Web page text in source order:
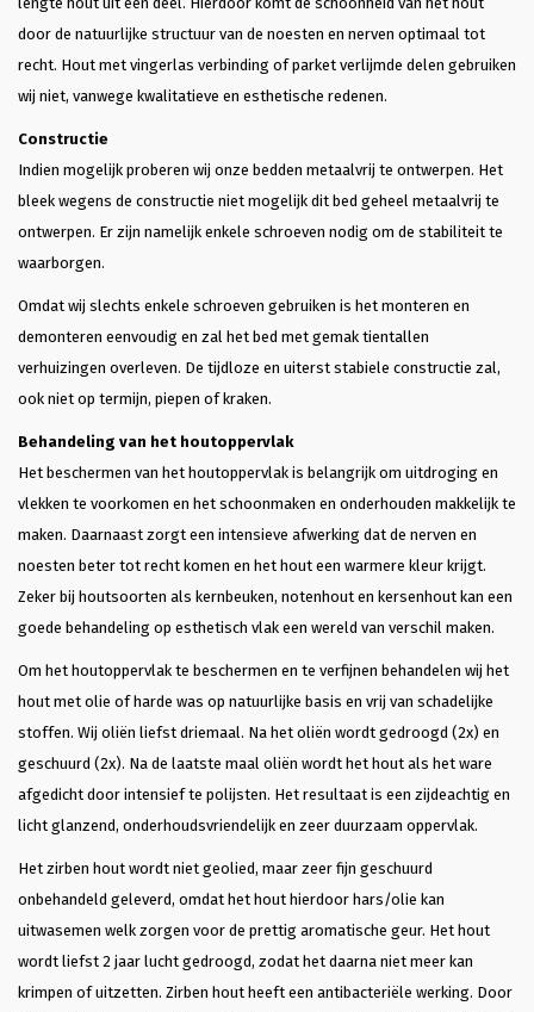
door de natuurlijke structuur van de noesten en nerven optimaal tot
recht. Hout met vingerlas verbinding of parket verlijmde delen gebruiken
wij niet, vanwege kwalitatieve en esthetische redenen.
Constructie
Indien mogelijk proberen wij onze bedden metaalvrij te ontwerpen. Het
bleek wegens de constructie niet mogelijk dit bed geheel metaalvrij te
ontwerpen. Er zijn namelijk enkele schroeven nodig om de stabiliteit te
waarborgen.
Omdat wij slechts enkele schroeven gebruiken is het monteren en
demonteren eenvoudig en zal het bed met gemak tientallen
verhuizingen overleven. De tijdloze en uiterst stabiele constructie zal,
ook niet op termijn, piepen of kraken.
Behandeling van het houtoppervlak
Het beschermen van het houtoppervlak is belangrijk om uitdroging en
vlekken te voorkomen en het schoonmaken en onderhouden makkelijk te
maken. Daarnaast zorgt een intensieve afwerking dat de nerven en
noesten beter tot recht komen en het hout een warmere kleur krijgt.
Zeker bij houtsoorten als kernbeuken, notenhout en kersenhout kan een
goede behandeling op esthetisch vlak een wereld van verschil maken.
Om het houtoppervlak te beschermen en te verfijnen behandelen wij het
hout met olie of harde was op natuurlijke basis en vrij van schadelijke
stoffen. Wij oliën liefst driemaal. Na het oliën wordt gedroogd (2x) en
geschuurd (2x). Na de laatste maal oliën wordt het hout als het ware
afgedicht door intensief te polijsten. Het resultaat is een zijdeachtig en
licht glanzend, onderhoudsvriendelijk en zeer duurzaam oppervlak.
Het zirben hout wordt niet geolied, maar zeer fijn geschuurd
onbehandeld geleverd, omdat het hout hierdoor hars/olie kan
uitwasemen welk zorgen voor de prettig aromatische geur. Het hout
wordt liefst 2 jaar lucht gedroogd, zodat het daarna niet meer kan
krimpen of uitzetten. Zirben hout heeft een antibacteriële werking. Door